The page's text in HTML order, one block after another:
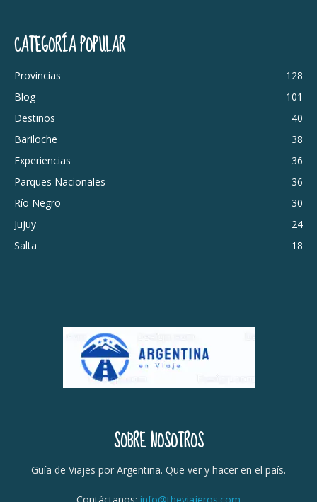
CATEGORÍA POPULAR
Provincias
128
Blog
101
Destinos
40
Bariloche
38
Experiencias
36
Parques Nacionales
36
Río Negro
30
Jujuy
24
Salta
18
SOBRE NOSOTROS
Guía de Viajes por Argentina. Que ver y hacer en el país.